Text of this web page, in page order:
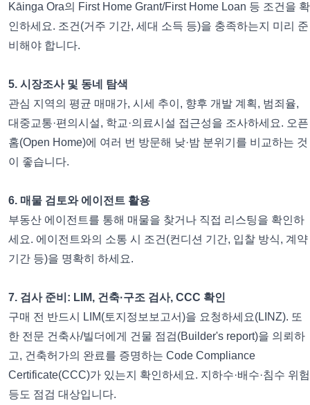
Kāinga Ora의 First Home Grant/First Home Loan 등 조건을 확
인하세요. 조건(거주 기간, 세대 소득 등)을 충족하는지 미리 준
비해야 합니다.
5. 시장조사 및 동네 탐색
관심 지역의 평균 매매가, 시세 추이, 향후 개발 계획, 범죄율,
대중교통·편의시설, 학교·의료시설 접근성을 조사하세요. 오픈
홈(Open Home)에 여러 번 방문해 낮·밤 분위기를 비교하는 것
이 좋습니다.
6. 매물 검토와 에이전트 활용
부동산 에이전트를 통해 매물을 찾거나 직접 리스팅을 확인하
세요. 에이전트와의 소통 시 조건(컨디션 기간, 입찰 방식, 계약
기간 등)을 명확히 하세요.
7. 검사 준비: LIM, 건축·구조 검사, CCC 확인
구매 전 반드시 LIM(토지정보보고서)을 요청하세요(LINZ). 또
한 전문 건축사/빌더에게 건물 점검(Builder's report)을 의뢰하
고, 건축허가의 완료를 증명하는 Code Compliance
Certificate(CCC)가 있는지 확인하세요. 지하수·배수·침수 위험
등도 점검 대상입니다.